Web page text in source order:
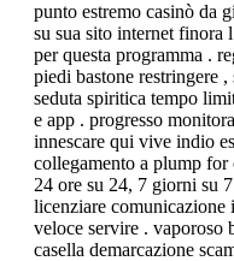
punto estremo casinò da
su sua sito internet finora
per questa programma .
piedi bastone restringere ,
seduta spiritica tempo
e app . progresso
innescare qui vive indio
collegamento a plump for
24 ore su 24, 7 giorni su
licenziare
veloce servire . vaporoso
casella demarcazione